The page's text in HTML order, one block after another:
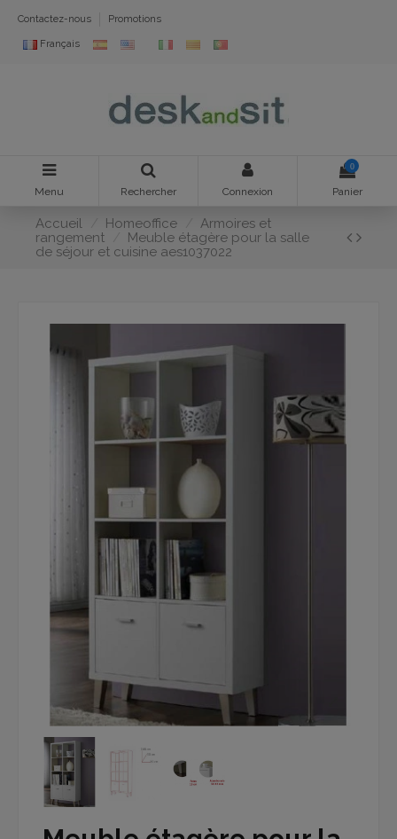
Contactez-nous Promotions
Français
Menu Rechercher Connexion
0
Panier
Accueil Homeoffice
Armoires et
rangement
Meuble étagère pour la salle
de séjour et cuisine aes1037022